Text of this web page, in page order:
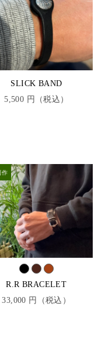
SLICK BAND
5,500 円（税込）
R.R BRACELET
33,000 円（税込）